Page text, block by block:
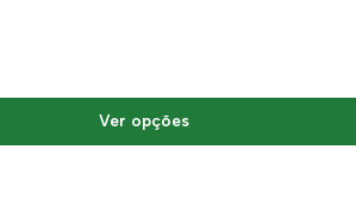
Ver opções